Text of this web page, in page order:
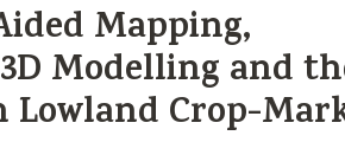
Mapping,
Modelling and
Lowland Crop-